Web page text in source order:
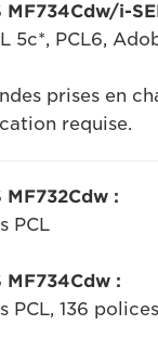
MF734Cdw/i-
5c*, PCL6,
prises en
requise.
MF732Cdw :
PCL
MF734Cdw :
PCL, 136